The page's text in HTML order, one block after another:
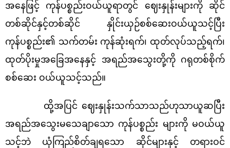
အနေဖြင့် ကုန်ပစ္စည်းဝယ်ယူရာတွင် ဈေးနှုန်းများကို ဆိုင်
တစ်ဆိုင်နှင့်တစ်ဆိုင် နှိုင်းယှဉ်စစ်ဆေးဝယ်ယူသင့်ပြီး
ကုန်ပစ္စည်း၏ သက်တမ်း ကုန်ဆုံးရက်၊ ထုတ်လုပ်သည့်ရက်၊
ထုတ်ပိုးမှုအခြေအနေနှင့် အရည်အသွေးတို့ကို ဂရုတစ်စိုက်
စစ်ဆေး ဝယ်ယူသင့်သည်။
ထို့အပြင် ဈေးနှုန်းသက်သာသည်ဟုသာယူဆပြီး
အရည်အသွေးမသေချာသော ကုန်ပစ္စည်း များကို မဝယ်ယူ
သင့်ဘဲ ယုံကြည်စိတ်ချရသော ဆိုင်များနှင့် တရားဝင်